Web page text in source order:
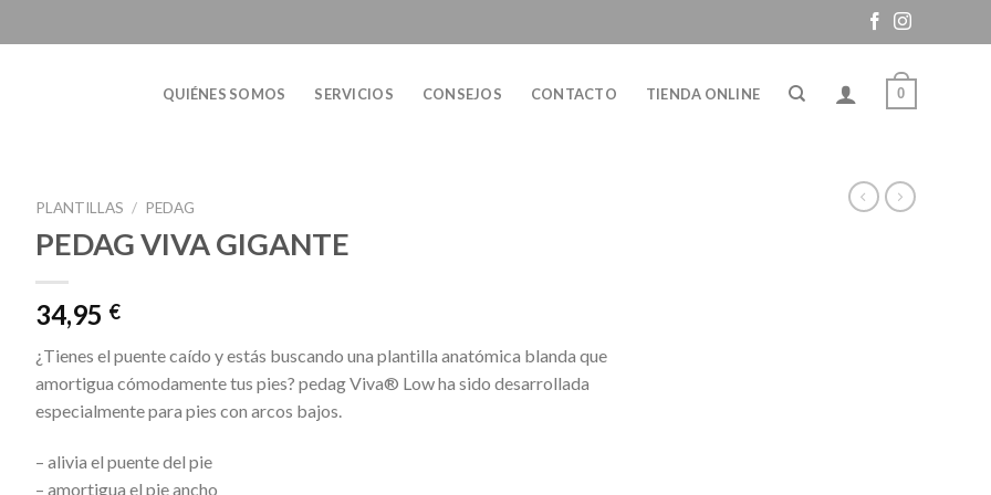
QUIÉNES SOMOS SERVICIOS CONSEJOS CONTACTO TIENDA ONLINE 0
PLANTILLAS / PEDAG
PEDAG VIVA GIGANTE
34,95 €
¿Tienes el puente caído y estás buscando una plantilla anatómica blanda que
amortigua cómodamente tus pies? pedag Viva® Low ha sido desarrollada
especialmente para pies con arcos bajos.
– alivia el puente del pie
– amortigua el pie ancho